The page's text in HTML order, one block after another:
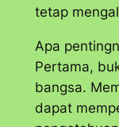
tetap
Apa
Pertama,
bangsa.
dapat